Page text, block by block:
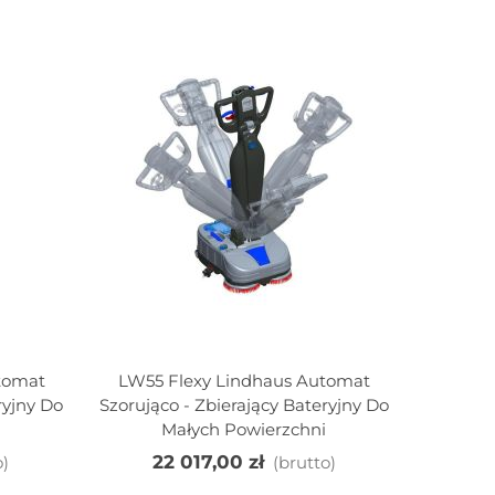
PICCOMAT FS Silny
Środek Do
Doczyszczania...
37,00 zł (brutto)
VOIGT VC176 NANO
GLASS / LEMON VC176L
Do
Dodaj Do Koszyka
LW55 Flexy Lindhaus Automat
Szorująco - Zbierający Bateryjny Do
Małych Powierzchni
22 017,00 zł (brutto)